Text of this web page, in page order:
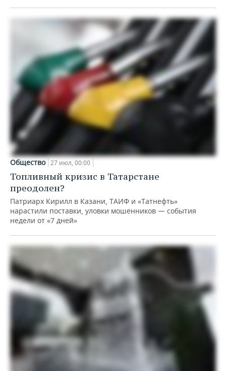
Общество 27 июл, 00:00
Топливный кризис в Татарстане
преодолен?
Патриарх Кирилл в Казани, ТАИФ и «Татнефть»
нарастили поставки, уловки мошенников — события
недели от «7 дней»